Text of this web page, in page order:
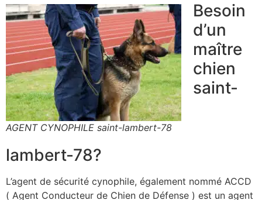
AGENT CYNOPHILE saint-lambert-78
Besoin
d’un
maître
chien
saint-
lambert-78?
L’agent de sécurité cynophile, également nommé ACCD
( Agent Conducteur de Chien de Défense ) est un agent